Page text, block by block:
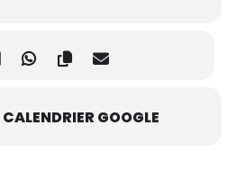
CALENDRIER GOOGLE